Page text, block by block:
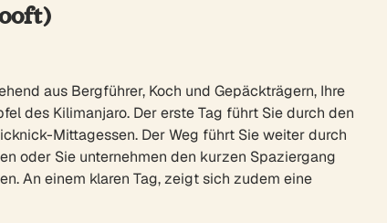
aus Bergführer, Koch und Gepäckträgern, Ihre
des Kilimanjaro. Der erste Tag führt Sie durch den
Mittagessen. Der Weg führt Sie weiter durch
oder Sie unternehmen den kurzen Spaziergang
An einem klaren Tag, zeigt sich zudem eine